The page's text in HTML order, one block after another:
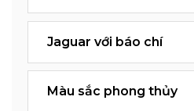
Jaguar với báo chí
Màu sắc phong thủy